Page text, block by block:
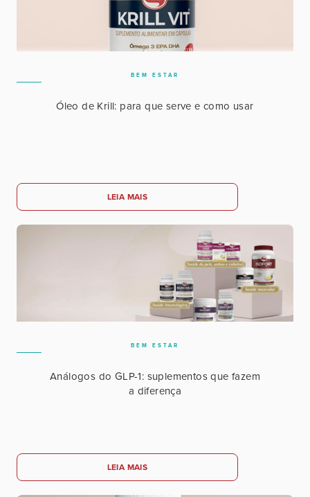
BEM ESTAR
Óleo de Krill: para que serve e como usar
LEIA MAIS
BEM ESTAR
Análogos do GLP-1: suplementos que fazem
a diferença
LEIA MAIS